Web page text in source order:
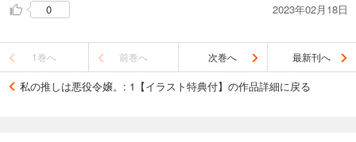
0 2023年02月18日
1巻へ 前巻へ 次巻へ 最新刊へ
私の推しは悪役令嬢。: 1【イラスト特典付】の作品詳細に戻る